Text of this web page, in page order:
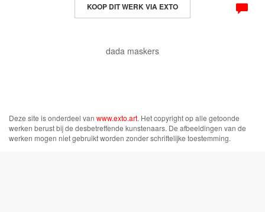
KOOP DIT WERK VIA EXTO
dada maskers
Deze site is onderdeel van www.exto.art. Het copyright op alle getoonde
werken berust bij de desbetreffende kunstenaars. De afbeeldingen van de
werken mogen niet gebruikt worden zonder schriftelijke toestemming.